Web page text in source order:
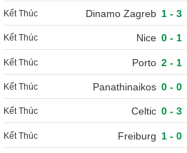
Kết Thúc Dinamo Zagreb 1 -3
Kết Thúc Nice 0 -1
Kết Thúc Porto 2 - 1
Kết Thúc Panathinaikos 0 -0
Kết Thúc Celtic 0 -3
Kết Thúc Freiburg 1 -0